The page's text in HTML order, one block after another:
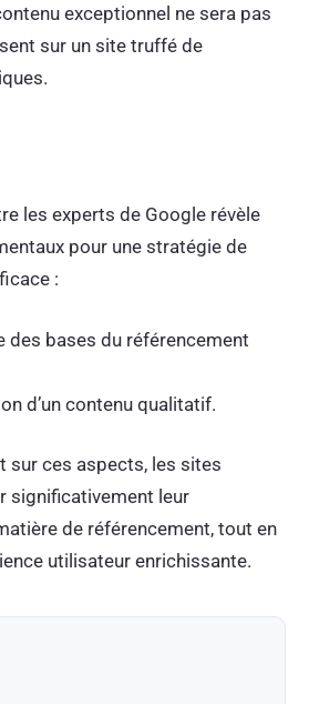
exceptionnel ne sera pas
sur un site truffé de
les experts de Google révèle
pour une stratégie de
:
des bases du référencement
d’un contenu qualitatif.
sur ces aspects, les sites
significativement leur
de référencement, tout en
utilisateur enrichissante.